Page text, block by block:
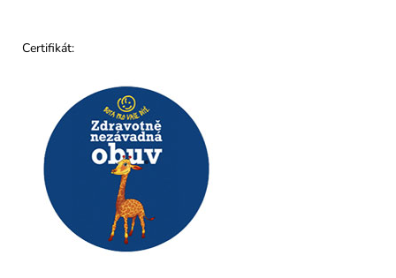
Certifikát: